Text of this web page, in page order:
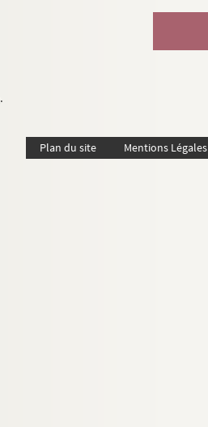
.
Plan du site Mentions Légales